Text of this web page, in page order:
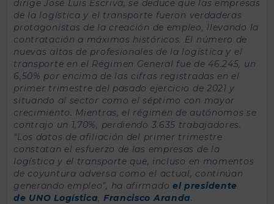
dirige José Luis Escrivá, se deduce que las empresas
de la logística y el transporte fueron verdaderas
protagonistas de la creación de empleo, llevando la
contratación a máximos históricos. El número de
nuevas altas de profesionales de la logística y el
transporte en el Régimen General fue de 46.245, un
6,50% por encima de las cifras registradas en el
primer trimestre del pasado ejercicio de 2021 y
situando al sector como el séptimo con mayor
crecimiento. Mientras, el régimen de autónomos se
contrajo un 1,70%, perdiendo 3.635 trabajadores.
“Los datos de afiliación del primer trimestre
constatan el esfuerzo de las empresas de la
logística y el transporte que, incluso en momentos
de coyuntura adversa como el actual, continúan
generando empleo”, ha afirmado el presidente
de UNO Logística, Francisco Aranda.